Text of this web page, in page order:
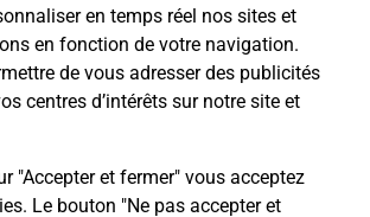
en temps réel nos sites et
en fonction de votre navigation.
de vous adresser des publicités
centres d’intérêts sur notre site et
"Accepter et fermer" vous acceptez
Le bouton "Ne pas accepter et
envoyer un colis depuis : CUBJAC
toutes les solutions
La Poste.